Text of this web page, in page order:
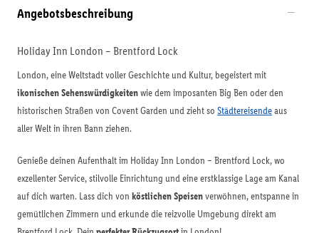
Angebotsbeschreibung
Holiday Inn London – Brentford Lock
London, eine Weltstadt voller Geschichte und Kultur, begeistert mit
ikonischen Sehenswürdigkeitenwie dem imposanten Big Ben oder den
historischen Straßen von Covent Garden und zieht so Städtereisendeaus
aller Welt in ihren Bann ziehen.
Genieße deinen Aufenthalt im Holiday Inn London – Brentford Lock, wo
exzellenter Service, stilvolle Einrichtung und eine erstklassige Lage am Kanal
auf dich warten. Lass dich von köstlichen Speisenverwöhnen, entspanne in
gemütlichen Zimmern und erkunde die reizvolle Umgebung direkt am